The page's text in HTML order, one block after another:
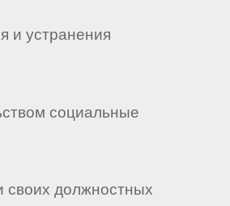
и устранения
социальные
своих должностных